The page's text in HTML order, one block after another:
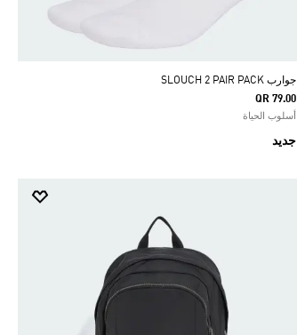
جوارب SLOUCH 2 PAIR PACK
QR 79.00
أسلوب الحياة
جديد